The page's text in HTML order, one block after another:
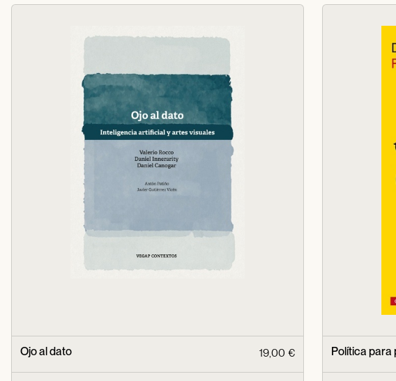
Ojo al dato 19,00 € Política para